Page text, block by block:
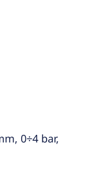
0÷4 bar,